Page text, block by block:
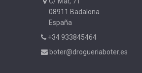
PASO
RAYT
IBERIA
LIXONE
08911 Badalona
España
+34 933845464
boter@drogueriaboter.es